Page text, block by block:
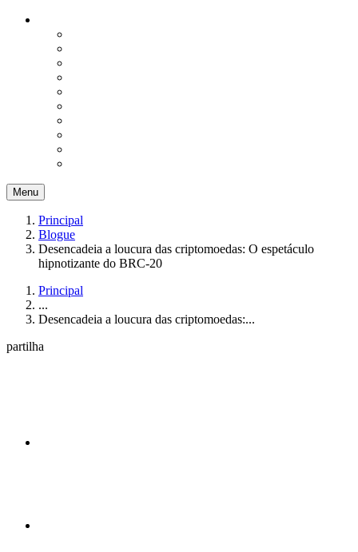
Menu
Principal
Blogue
Desencadeia a loucura das criptomoedas: O espetáculo
hipnotizante do BRC-20
Principal
...
Desencadeia a loucura das criptomoedas:...
partilha